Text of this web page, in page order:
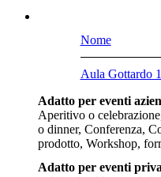
Nome
Aula Gottardo
Adatto per eventi
Aperitivo o
o dinner, Conferenza,
prodotto, Workshop,
Adatto per eventi